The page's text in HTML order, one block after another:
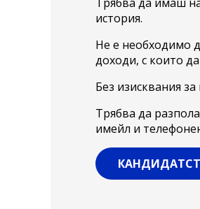
история.
Не е необходимо
доходи, с които
Без изисквания
Трябва да
имейл и